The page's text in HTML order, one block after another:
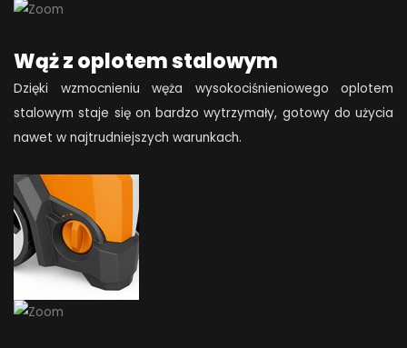
Wąż z oplotem stalowym
Dzięki wzmocnieniu węża wysokociśnieniowego oplotem
stalowym staje się on bardzo wytrzymały, gotowy do użycia
nawet w najtrudniejszych warunkach.